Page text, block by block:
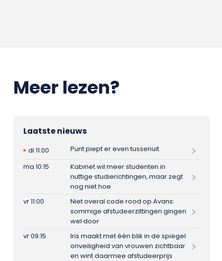
Meer lezen?
Laatste nieuws
di 11:00
Punt piept er even tussenuit
ma 10:15
Kabinet wil meer studenten in
nuttige studierichtingen, maar zegt
nog niet hoe
vr 11:00
Niet overal code rood op Avans:
sommige afstudeerzittingen gingen
wel door
vr 09:15
Iris maakt met één blik in de spiegel
onveiligheid van vrouwen zichtbaar
en wint daarmee afstudeerprijs